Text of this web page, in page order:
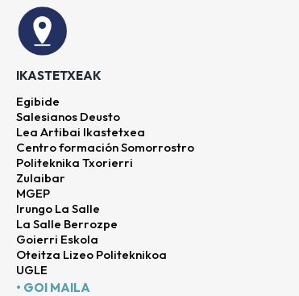
IKASTETXEAK
Egibide
Salesianos Deusto
Lea Artibai Ikastetxea
Centro formación Somorrostro
Politeknika Txorierri
Zulaibar
MGEP
Irungo La Salle
La Salle Berrozpe
Goierri Eskola
Oteitza Lizeo Politeknikoa
UGLE
• GOI MAILA